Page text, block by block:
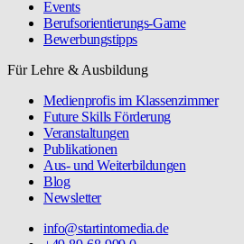
Events
Berufsorientierungs-Game
Bewerbungstipps
Für Lehre & Ausbildung
Medienprofis im Klassenzimmer
Future Skills Förderung
Veranstaltungen
Publikationen
Aus- und Weiterbildungen
Blog
Newsletter
info@startintomedia.de